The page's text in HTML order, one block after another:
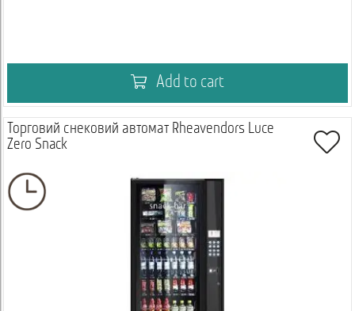
Add to cart
Торговий снековий автомат Rheavendors Luce
Zero Snack